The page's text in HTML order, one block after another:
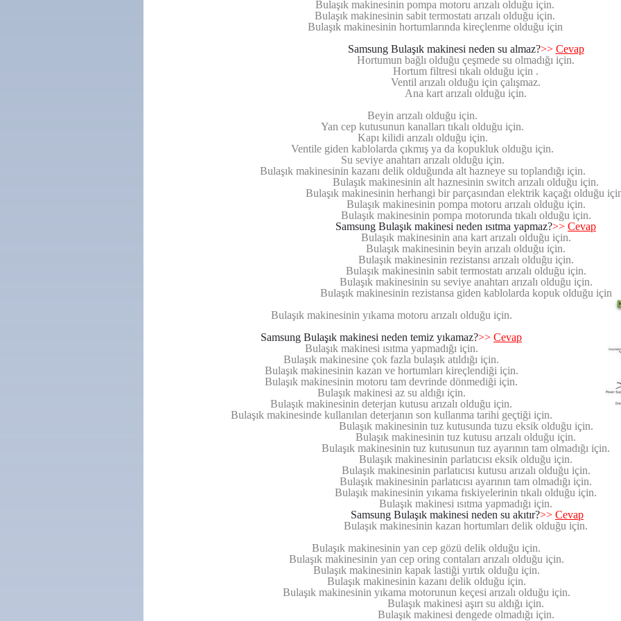
Bulaşık makinesinin pompa motoru arızalı olduğu için.
Bulaşık makinesinin sabit termostatı arızalı olduğu için.
Bulaşık makinesinin hortumlarında kireçlenme olduğu için
Samsung Bulaşık makinesi neden su almaz?>> Cevap
Hortumun bağlı olduğu çeşmede su olmadığı için.
Hortum filtresi tıkalı olduğu için .
Ventil arızalı olduğu için çalışmaz.
Ana kart arızalı olduğu için.
Beyin arızalı olduğu için.
Yan cep kutusunun kanalları tıkalı olduğu için.
Kapı kilidi arızalı olduğu için.
Ventile giden kablolarda çıkmış ya da kopukluk olduğu için.
Su seviye anahtarı arızalı olduğu için.
Bulaşık makinesinin kazanı delik olduğunda alt hazneye su toplandığı için.
Bulaşık makinesinin alt haznesinin switch arızalı olduğu için.
Bulaşık makinesinin herhangi bir parçasından elektrik kaçağı olduğu
Bulaşık makinesinin pompa motoru arızalı olduğu için.
Bulaşık makinesinin pompa motorunda tıkalı olduğu için.
Samsung Bulaşık makinesi neden ısıtma yapmaz?>> Cevap
Bulaşık makinesinin ana kart arızalı olduğu için.
Bulaşık makinesinin beyin arızalı olduğu için.
Bulaşık makinesinin rezistansı arızalı olduğu için.
Bulaşık makinesinin sabit termostatı arızalı olduğu için.
Bulaşık makinesinin su seviye anahtarı arızalı olduğu için.
Bulaşık makinesinin rezistansa giden kablolarda kopuk olduğu için
Bulaşık makinesinin yıkama motoru arızalı olduğu için.
Samsung Bulaşık makinesi neden temiz yıkamaz?>> Cevap
Bulaşık makinesi ısıtma yapmadığı için.
Bulaşık makinesine çok fazla bulaşık atıldığı için.
Bulaşık makinesinin kazan ve hortumları kireçlendiği için.
Bulaşık makinesinin motoru tam devrinde dönmediği için.
Bulaşık makinesi az su aldığı için.
Bulaşık makinesinin deterjan kutusu arızalı olduğu için.
Bulaşık makinesinde kullanılan deterjanın son kullanma tarihi geçtiği için.
Bulaşık makinesinin tuz kutusunda tuzu eksik olduğu için.
Bulaşık makinesinin tuz kutusu arızalı olduğu için.
Bulaşık makinesinin tuz kutusunun tuz ayarının tam olmadığı için.
Bulaşık makinesinin parlatıcısı eksik olduğu için.
Bulaşık makinesinin parlatıcısı kutusu arızalı olduğu için.
Bulaşık makinesinin parlatıcısı ayarının tam olmadığı için.
Bulaşık makinesinin yıkama fıskiyelerinin tıkalı olduğu için.
Bulaşık makinesi ısıtma yapmadığı için.
Samsung Bulaşık makinesi neden su akıtır?>> Cevap
Bulaşık makinesinin kazan hortumları delik olduğu için.
Bulaşık makinesinin yan cep gözü delik olduğu için.
Bulaşık makinesinin yan cep oring contaları arızalı olduğu için.
Bulaşık makinesinin kapak lastiği yırtık olduğu için.
Bulaşık makinesinin kazanı delik olduğu için.
Bulaşık makinesinin yıkama motorunun keçesi arızalı olduğu için.
Bulaşık makinesi aşırı su aldığı için.
Bulaşık makinesi dengede olmadığı için.